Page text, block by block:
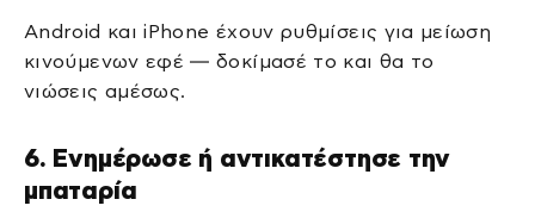
Android και iPhone έχουν ρυθμίσεις για μείωση
κινούμενων εφέ — δοκίμασέ το και θα το
νιώσεις αμέσως.
6. Ενημέρωσε ή αντικατέστησε την
μπαταρία